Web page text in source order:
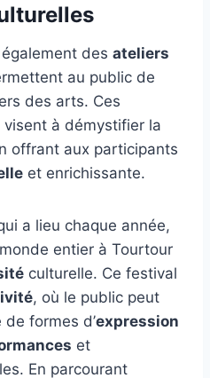
des ateliers
au public de
des arts. Ces
à démystifier la
offrant aux participants
et enrichissante.
a lieu chaque année,
entier à Tourtour
culturelle. Ce festival
, où le public peut
formes d’expression
et
En parcourant